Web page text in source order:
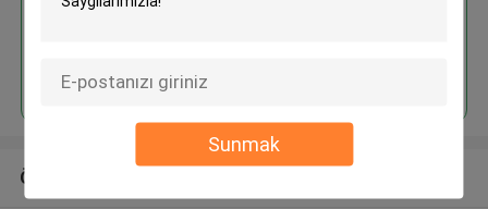
Sunmak
Önerilen Ürünler